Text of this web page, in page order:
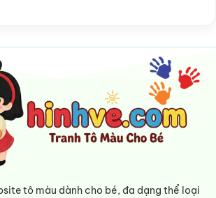
tô màu dành cho bé, đa dạng thể loại